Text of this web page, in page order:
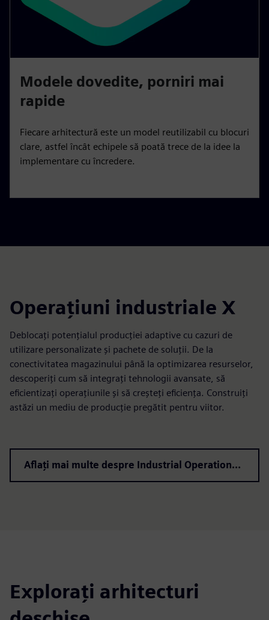
Modele dovedite, porniri mai
rapide
Fiecare arhitectură este un model reutilizabil cu blocuri
clare, astfel încât echipele să poată trece de la idee la
implementare cu încredere.
Operațiuni industriale X
Deblocați potențialul producției adaptive cu cazuri de
utilizare personalizate și pachete de soluții. De la
conectivitatea magazinului până la optimizarea resurselor,
descoperiți cum să integrați tehnologii avansate, să
eficientizați operațiunile și să creșteți eficiența. Construiți
astăzi un mediu de producție pregătit pentru viitor.
Aflați mai multe despre Industrial Operations X
Explorați arhitecturi